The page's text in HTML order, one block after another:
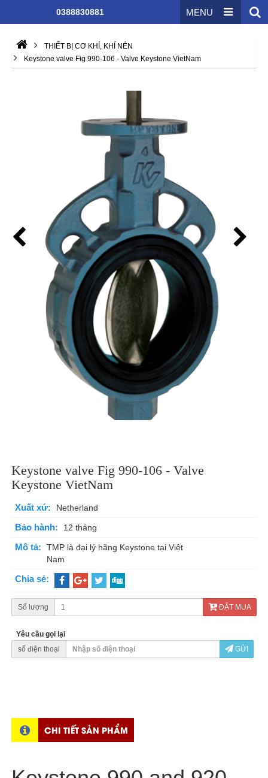
0388830881 MENU
THIẾT BỊ CƠ KHÍ, KHÍ NÉN
Keystone valve Fig 990-106 - Valve Keystone VietNam
Keystone valve Fig 990-106 - Valve
Keystone VietNam
Xuất xứ: Netherland
Bảo hành: 12 tháng
Mô tả:
TMP là đại lý hãng Keystone tại Việt
Nam
Chia sẻ:
Số lượng ĐẶT MUA
Yêu cầu gọi lại
số điện thoại
GỬI
CHI TIẾT SẢN PHẨM